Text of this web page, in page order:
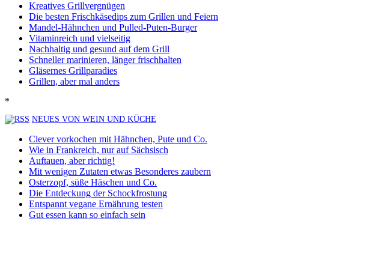
Kreatives Grillvergnügen
Die besten Frischkäsedips zum Grillen und Feiern
Mandel-Hähnchen und Pulled-Puten-Burger
Vitaminreich und vielseitig
Nachhaltig und gesund auf dem Grill
Schneller marinieren, länger frischhalten
Gläsernes Grillparadies
Grillen, aber mal anders
*
NEUES VON WEIN UND KÜCHE
Clever vorkochen mit Hähnchen, Pute und Co.
Wie in Frankreich, nur auf Sächsisch
Auftauen, aber richtig!
Mit wenigen Zutaten etwas Besonderes zaubern
Osterzopf, süße Häschen und Co.
Die Entdeckung der Schockfrostung
Entspannt vegane Ernährung testen
Gut essen kann so einfach sein